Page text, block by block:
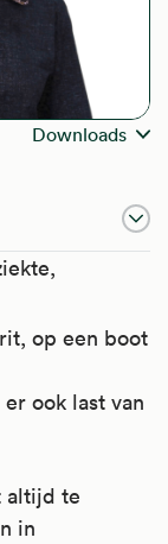
Downloads
op een boot
ook last van
altijd te
in